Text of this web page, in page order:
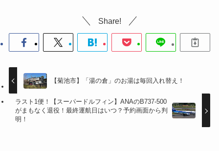
Share!
【菊池市】「湯の倉」のお湯は毎回入れ替え！
ラスト1便！【スーパードルフィン】ANAのB737-500
がまもなく退役！最終運航日はいつ？予約画面から判
明！